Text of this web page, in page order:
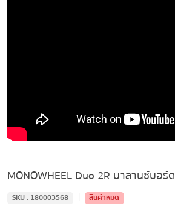
MONOWHEEL Duo 2R บาลานซ์บอร์ด
SKU : 180003568 |
สินค้าหมด